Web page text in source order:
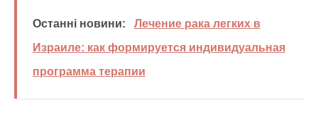
Останні новини:
Лечение рака легких в
Израиле: как формируется индивидуальная
программа терапии